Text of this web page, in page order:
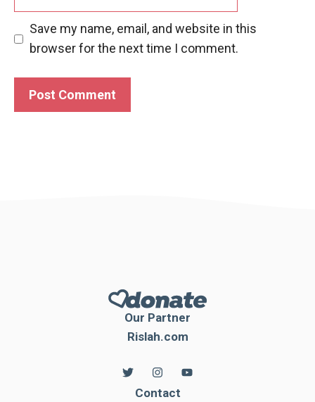
Save my name, email, and website in this
browser for the next time I comment.
Our Partner
Rislah.com
Contact